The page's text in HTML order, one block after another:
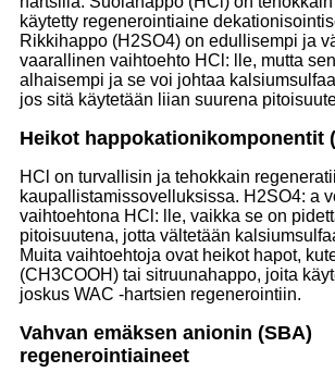
käytetty regenerointiaine
Rikkihappo (H2SO4) on edullisempi ja
vaarallinen vaihtoehto HCl: lle, mutta
alhaisempi ja se voi johtaa
jos sitä käytetään liian suurena
Heikot happokationikomponentit
HCl on turvallisin ja tehokkain
kaupallistamissovelluksissa. H2SO4: a
vaihtoehtona HCl: lle, vaikka se on
pitoisuutena, jotta vältetään
Muita vaihtoehtoja ovat heikot hapot,
(CH3COOH) tai sitruunahappo, joita
joskus WAC -hartsien regenerointiin.
Vahvan emäksen anionin (SBA)
regenerointiaineet